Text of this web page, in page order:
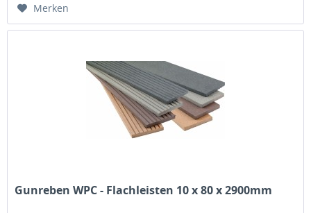
Merken
Gunreben WPC - Flachleisten 10 x 80 x 2900mm